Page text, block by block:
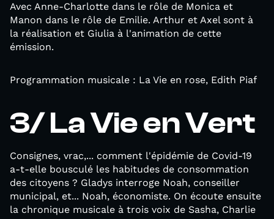
Avec Anne-Charlotte dans le rôle de Monica et
Manon dans le rôle de Emilie. Arthur et Axel sont à
la réalisation et Giulia à l'animation de cette
émission.
Programmation musicale : La Vie en rose, Edith Piaf
3/ La Vie en Vert
Consignes, vrac,... comment l'épidémie de Covid-19
a-t-elle bousculé les habitudes de consommation
des citoyens ? Gladys interroge Noah, conseiller
municipal, et... Noah, économiste. On écoute ensuite
la chronique musicale à trois voix de Sasha, Charlie